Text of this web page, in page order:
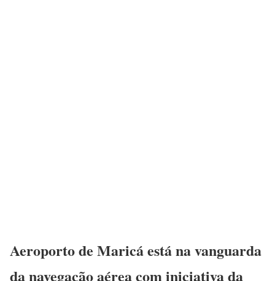
Aeroporto de Maricá está na vanguarda
da navegação aérea com iniciativa da